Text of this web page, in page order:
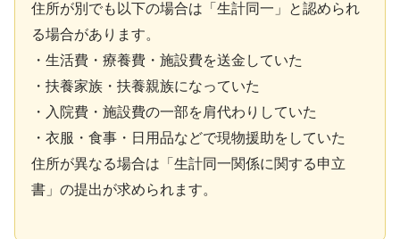
住所が別でも以下の場合は「生計同一」と認められ
る場合があります。
・生活費・療養費・施設費を送金していた
・扶養家族・扶養親族になっていた
・入院費・施設費の一部を肩代わりしていた
・衣服・食事・日用品などで現物援助をしていた
住所が異なる場合は「生計同一関係に関する申立
書」の提出が求められます。